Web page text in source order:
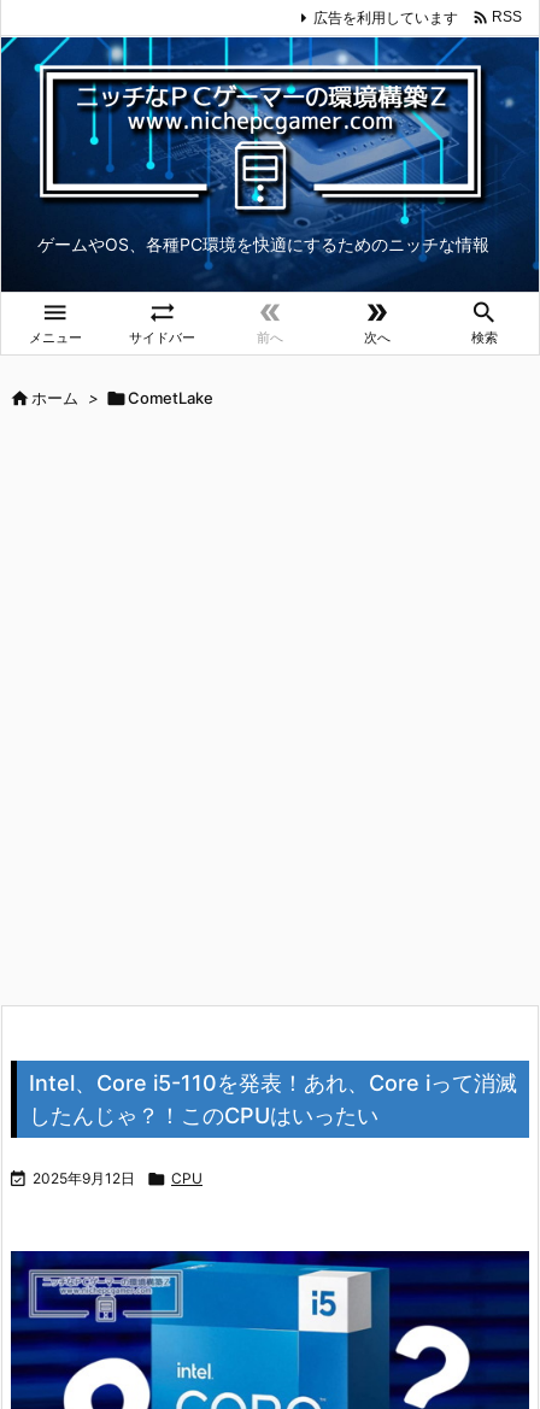
ゲームやOS、各種PC環境を快適にするためのニッチな情報

メニュー

サイドバー

前へ

次へ

検索
広告を利用しています  RSS
ホーム > CometLake
Intel、Core i5-110を発表！あれ、Core iって消滅
したんじゃ？！このCPUはいったい
 2025年9月12日  CPU